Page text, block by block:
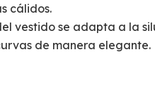
cálidos.
vestido se adapta a la
de manera elegante.